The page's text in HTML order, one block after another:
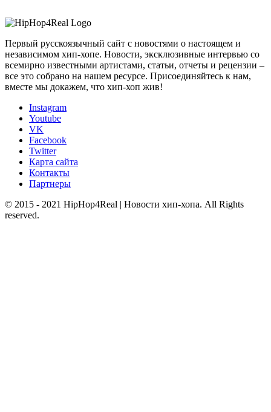
Первый русскоязычный сайт с новостями о настоящем и
независимом хип-хопе. Новости, эксклюзивные интервью со
всемирно известными артистами, статьи, отчеты и рецензии –
все это собрано на нашем ресурсе. Присоединяйтесь к нам,
вместе мы докажем, что хип-хоп жив!
Instagram
Youtube
VK
Facebook
Twitter
Карта сайта
Контакты
Партнеры
© 2015 - 2021 HipHop4Real | Новости хип-хопа. All Rights
reserved.